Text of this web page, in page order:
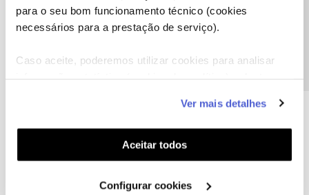
para o seu bom funcionamento técnico (cookies
necessários para a prestação de serviço).
Caso aceite, poderemos utilizar cookies para analisar
funcionalidades (cookies de personalização e
funcionalidade) e adaptar anúncios aos seus interesses
(cookies de publicidade personalizada). Pode gerir a
utilização dos cookies clicando em "Configurar
Ver mais detalhes
Aceitar todos
Configurar cookies
Hall of Fame de julho
17 soluções